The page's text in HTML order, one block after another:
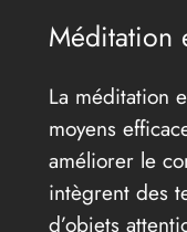
Méditation
La méditation
moyens
améliorer le
intègrent des
d’objets